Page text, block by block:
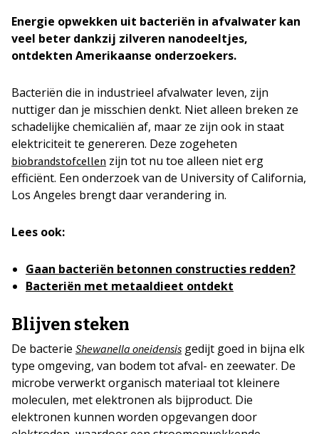
Energie opwekken uit bacteriën in afvalwater kan
veel beter dankzij zilveren nanodeeltjes,
ontdekten Amerikaanse onderzoekers.
Bacteriën die in industrieel afvalwater leven, zijn
nuttiger dan je misschien denkt. Niet alleen breken ze
schadelijke chemicaliën af, maar ze zijn ook in staat
elektriciteit te genereren. Deze zogeheten
biobrandstofcellen zijn tot nu toe alleen niet erg
efficiënt. Een onderzoek van de University of California,
Los Angeles brengt daar verandering in.
Lees ook:
Gaan bacteriën betonnen constructies redden?
Bacteriën met metaaldieet ontdekt
Blijven steken
De bacterie Shewanella oneidensis gedijt goed in bijna elk
type omgeving, van bodem tot afval- en zeewater. De
microbe verwerkt organisch materiaal tot kleinere
moleculen, met elektronen als bijproduct. Die
elektronen kunnen worden opgevangen door